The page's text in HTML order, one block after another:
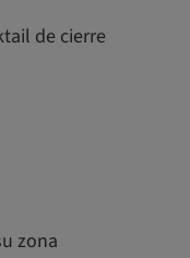
de cierre
zona